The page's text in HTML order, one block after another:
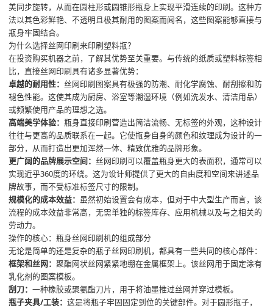
美同步旋转，从而在圆柱形或圆锥形瓶身上实现平滑连续的印刷。这种方
法以其色彩鲜艳、不透明且极其耐用的图案而闻名，这些图案能够直接与
瓶身牢固结合。
为什么选择丝网印刷来印刷塑料瓶？
在投资购买机器之前，了解其优势至关重要。与传统的纸质或塑料标签相
比，直接丝网印刷具有诸多显著优势：
卓越的耐用性： 丝网印刷图案具有极强的防潮、耐化学腐蚀、耐刮擦和防
褪色性能。这使其成为厨房、浴室等潮湿环境（例如洗发水、清洁用品）
或频繁使用产品的理想之选。
高端美学体验：瓶身直接印刷营造出简洁流畅、无标签的外观，这种设计
往往与更高的品质联系在一起。它使瓶身自身的颜色和纹理成为设计的一
部分，从而打造出更加浑然一体、精致优雅的品牌形象。
更广阔的品牌展示空间： 丝网印刷可以覆盖瓶身更大的表面积，通常可以
实现近乎360度的环绕。这为设计师提供了更大的自由度和空间来讲述品
牌故事，而不受标准标签尺寸的限制。
规模化的成本效益： 虽然初始设置会有成本，但对于中大型生产而言，该
流程的成本效益非常高，无需单独的标签库存、应用机械以及与之相关的
劳动力。
操作的核心：瓶身丝网印刷机的组成部分
无论是简单的还是复杂的瓶子丝网印刷机，都具有一些共同的核心部件：
框架和丝网：聚酯网状丝网紧紧地绷在金属框架上。该丝网用于固定涂有
乳化剂的图案模板。
刮刀：一种橡胶或聚氨酯刀片，用于将油墨推过丝网并穿过模板。
瓶子夹具/工装：这是将瓶子牢固固定到位的关键部件。对于圆形瓶子，